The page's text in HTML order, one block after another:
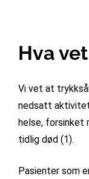
Hva
Vi vet at
nedsatt
helse, forsinket
tidlig død (1).
Pasienter som